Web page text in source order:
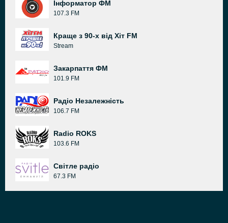
Інформатор ФМ
107.3 FM
Краще з 90-х від Хіт FM
Stream
Закарпаття ФМ
101.9 FM
Радіо Незалежність
106.7 FM
Radio ROKS
103.6 FM
Світле радіо
67.3 FM